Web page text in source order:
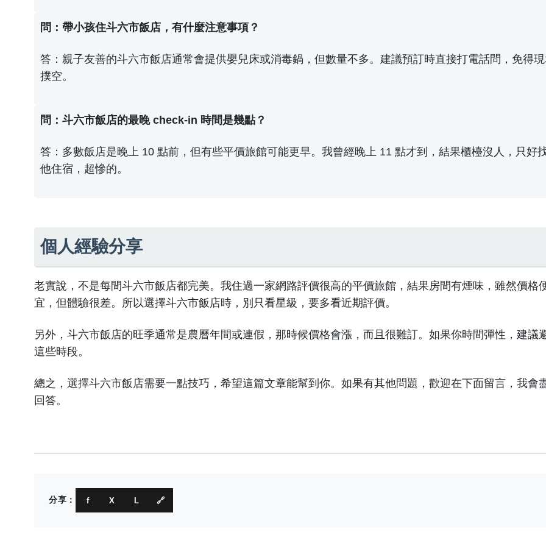
問：帶小孩住斗六市飯店，有什麼注意事項？
答：親子友善的斗六市飯店通常會提供嬰兒床或消毒鍋，但數量不多。建議預訂時直接打電話問，免得
撲空。
問：斗六市飯店的最晚 check-in 時間是幾點？
答：多數飯店是晚上 10 點前，但有些平價旅館可能更早。我曾經晚上 11 點才到，結果櫃檯沒人，只好
他住宿，超慘的。
個人經驗分享
老實說，不是每間斗六市飯店都完美。我住過一家網路評價很高的平價旅館，結果房間有煙味，雖然價格
宜，但體驗很差。所以選擇斗六市飯店時，別只看星級，要多看近期評價。
另外，斗六市飯店的旺季通常是農曆年間或連假，那時候價格會漲，而且很難訂。如果你時間彈性，建議
這些時段。
總之，選擇斗六市飯店需要一點技巧，希望這篇文章能幫到你。如果有其他問題，歡迎在下面留言，我會
回答。
分享： f X L 🔗